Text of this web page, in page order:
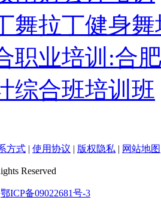
舞拉丁健身舞
职业培训:合
综合班培训班
方式 | 使用协议 | 版权隐私 | 网站地图
Reserved
鄂ICP备09022681号-3